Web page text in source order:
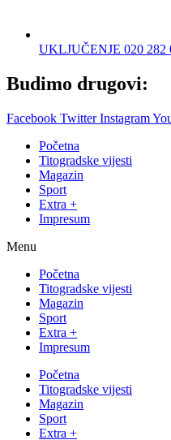
UKLJUČENJE 020 282
Budimo drugovi:
Facebook Twitter Instagram
Početna
Titogradske vijesti
Magazin
Sport
Extra +
Impresum
Menu
Početna
Titogradske vijesti
Magazin
Sport
Extra +
Impresum
Početna
Titogradske vijesti
Magazin
Sport
Extra +